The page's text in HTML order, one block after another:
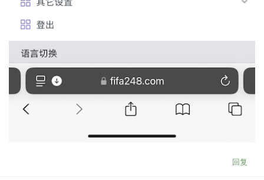
回复